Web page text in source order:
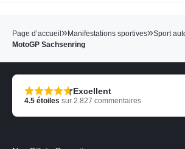
Page d’accueil»Manifestations sportives»Sport
MotoGP Sachsenring
Excellent
4.5 étoiles sur 2.827 commentaires